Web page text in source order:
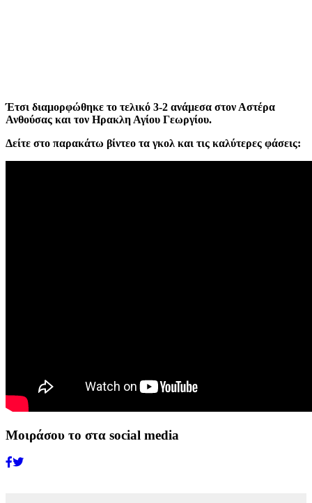
Έτσι διαμορφώθηκε το τελικό 3-2 ανάμεσα στον Αστέρα
Ανθούσας και τον Ηρακλη Αγίου Γεωργίου.
Δείτε στο παρακάτω βίντεο τα γκολ και τις καλύτερες φάσεις:
Μοιράσου το στα social media